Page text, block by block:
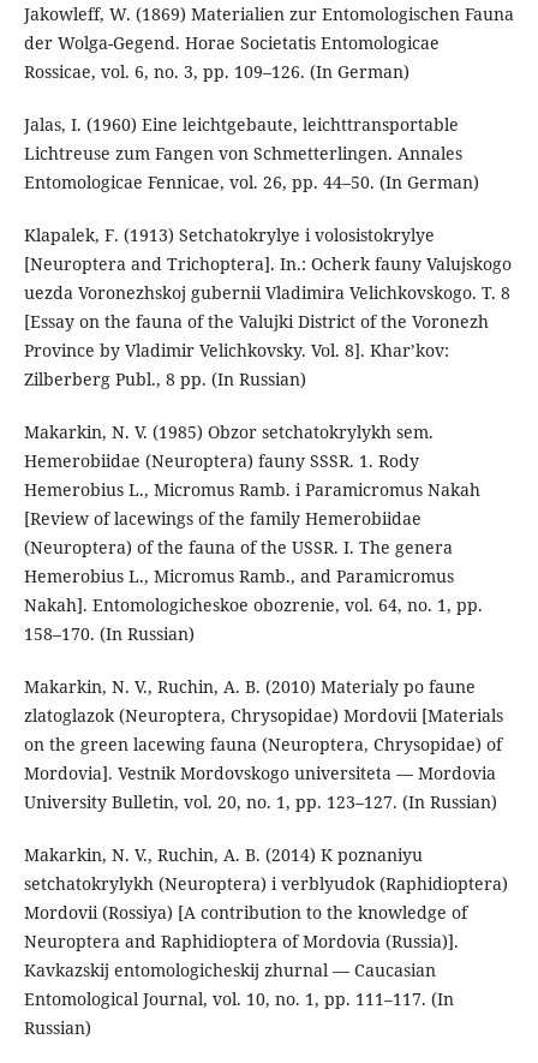
Jakowleff, W. (1869) Materialien zur Entomologischen Fauna
der Wolga-Gegend. Horae Societatis Entomologicae
Rossicae, vol. 6, no. 3, pp. 109–126. (In German)
Jalas, I. (1960) Eine leichtgebaute, leichttransportable
Lichtreuse zum Fangen von Schmetterlingen. Annales
Entomologicae Fennicae, vol. 26, pp. 44–50. (In German)
Klapalek, F. (1913) Setchatokrylye i volosistokrylye
[Neuroptera and Trichoptera]. In.: Ocherk fauny Valujskogo
uezda Voronezhskoj gubernii Vladimira Velichkovskogo. Т. 8
[Essay on the fauna of the Valujki District of the Voronezh
Province by Vladimir Velichkovsky. Vol. 8]. Khar’kov:
Zilberberg Publ., 8 pp. (In Russian)
Makarkin, N. V. (1985) Obzor setchatokrylykh sem.
Hemerobiidae (Neuroptera) fauny SSSR. 1. Rody
Hemerobius L., Micromus Ramb. i Paramicromus Nakah
[Review of lacewings of the family Hemerobiidae
(Neuroptera) of the fauna of the USSR. I. The genera
Hemerobius L., Micromus Ramb., and Paramicromus
Nakah]. Entomologicheskoe obozrenie, vol. 64, no. 1, pp.
158–170. (In Russian)
Makarkin, N. V., Ruchin, A. B. (2010) Materialy po faune
zlatoglazok (Neuroptera, Chrysopidae) Mordovii [Materials
on the green lacewing fauna (Neuroptera, Chrysopidae) of
Mordovia]. Vestnik Mordovskogo universiteta — Mordovia
University Bulletin, vol. 20, no. 1, pp. 123–127. (In Russian)
Makarkin, N. V., Ruchin, A. B. (2014) K poznaniyu
setchatokrylykh (Neuroptera) i verblyudok (Raphidioptera)
Mordovii (Rossiya) [A contribution to the knowledge of
Neuroptera and Raphidioptera of Mordovia (Russia)].
Kavkazskij entomologicheskij zhurnal — Caucasian
Entomological Journal, vol. 10, no. 1, pp. 111–117. (In
Russian)